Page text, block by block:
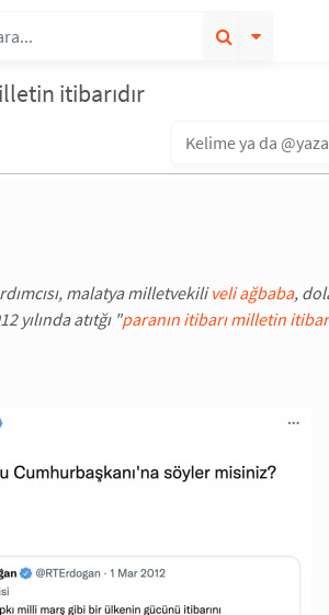
itibarıdır
malatya milletvekiliveli ağbaba,
yılında atıtğı "paranın itibarı milletin